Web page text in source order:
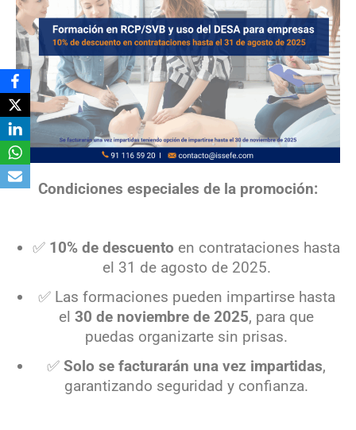
Condiciones especiales de la promoción:
✅ 10% de descuento en contrataciones hasta
el 31 de agosto de 2025.
✅ Las formaciones pueden impartirse hasta
el 30 de noviembre de 2025, para que
puedas organizarte sin prisas.
✅ Solo se facturarán una vez impartidas,
garantizando seguridad y confianza.